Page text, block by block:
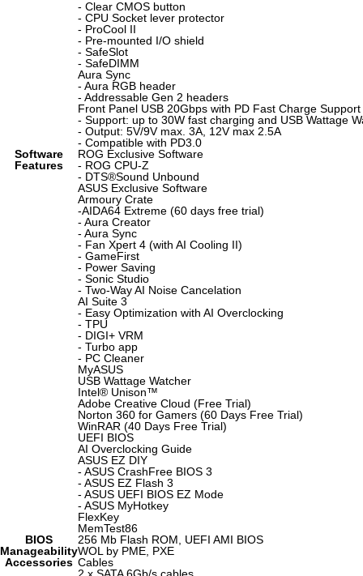
- Clear CMOS button
- CPU Socket lever protector
- ProCool II
- Pre-mounted I/O shield
- SafeSlot
- SafeDIMM
Aura Sync
- Aura RGB header
- Addressable Gen 2 headers
Front Panel USB 20Gbps with PD Fast Charge Support
- Support: up to 30W fast charging and USB Wattage
- Output: 5V/9V max. 3A, 12V max 2.5A
- Compatible with PD3.0
Software
Features
ROG Exclusive Software
- ROG CPU-Z
- DTS®Sound Unbound
ASUS Exclusive Software
Armoury Crate
-AIDA64 Extreme (60 days free trial)
- Aura Creator
- Aura Sync
- Fan Xpert 4 (with AI Cooling II)
- GameFirst
- Power Saving
- Sonic Studio
- Two-Way AI Noise Cancelation
AI Suite 3
- Easy Optimization with AI Overclocking
- TPU
- DIGI+ VRM
- Turbo app
- PC Cleaner
MyASUS
USB Wattage Watcher
Intel® Unison™
Adobe Creative Cloud (Free Trial)
Norton 360 for Gamers (60 Days Free Trial)
WinRAR (40 Days Free Trial)
UEFI BIOS
AI Overclocking Guide
ASUS EZ DIY
- ASUS CrashFree BIOS 3
- ASUS EZ Flash 3
- ASUS UEFI BIOS EZ Mode
- ASUS MyHotkey
FlexKey
MemTest86
BIOS
256 Mb Flash ROM, UEFI AMI BIOS
ManageabilityWOL by PME, PXE
Accessories Cables